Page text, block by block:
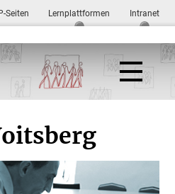
Seiten Lernplattformen Intranet